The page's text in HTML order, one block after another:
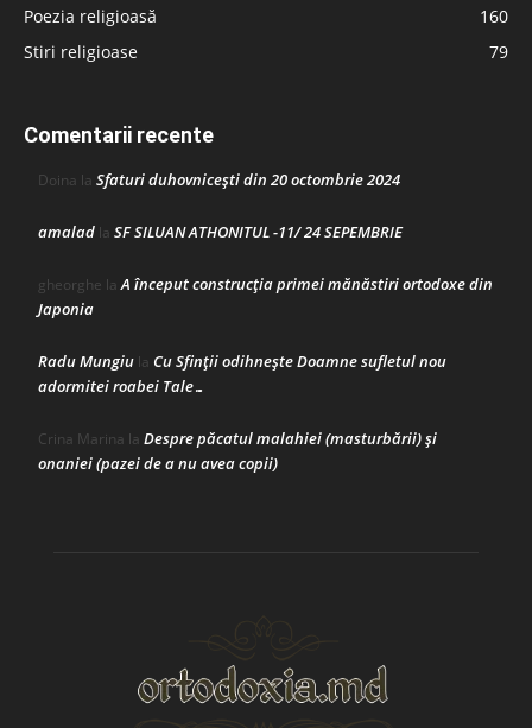
Poezia religioasă
160
Stiri religioase
79
Comentarii recente
Doina la Sfaturi duhovnicești din 20 octombrie 2024
amalad la SF SILUAN ATHONITUL -11/ 24 SEPEMBRIE
gheorghe laA început construcţia primei mănăstiri ortodoxe din
Japonia
Radu Mungiu la Cu Sfinții odihnește Doamne sufletul nou
adormitei roabei Tale…
Crina Marina la Despre păcatul malahiei (masturbării) şi
onaniei (pazei de a nu avea copii)